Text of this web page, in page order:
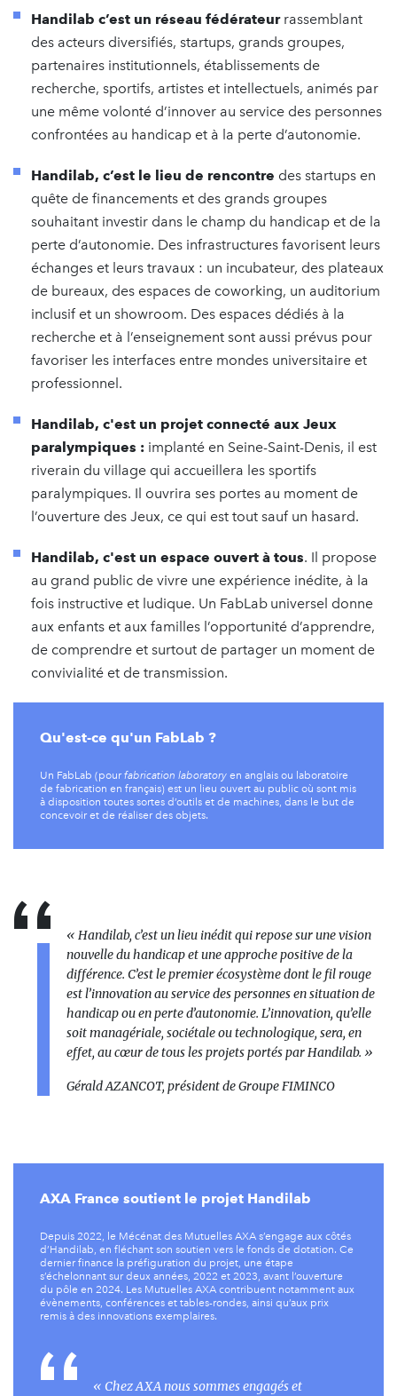
Handilab c’est un réseau fédérateurrassemblant
des acteurs diversifiés, startups, grands groupes,
partenaires institutionnels, établissements de
recherche, sportifs, artistes et intellectuels, animés par
une même volonté d’innover au service des personnes
confrontées au handicap et à la perte d’autonomie.
Handilab, c’est le lieu de rencontre des startups en
quête de financements et des grands groupes
souhaitant investir dans le champ du handicap et de la
perte d’autonomie. Des infrastructures favorisent leurs
échanges et leurs travaux : un incubateur, des plateaux
de bureaux, des espaces de coworking, un auditorium
inclusif et un showroom. Des espaces dédiés à la
recherche et à l’enseignement sont aussi prévus pour
favoriser les interfaces entre mondes universitaire et
professionnel.
Handilab, c'est un projet connecté aux Jeux
paralympiques : implanté en Seine-Saint-Denis, il est
riverain du village qui accueillera les sportifs
paralympiques. Il ouvrira ses portes au moment de
l’ouverture des Jeux, ce qui est tout sauf un hasard.
Handilab, c'est un espace ouvert à tous. Il propose
au grand public de vivre une expérience inédite, à la
fois instructive et ludique. Un FabLab universel donne
aux enfants et aux familles l’opportunité d’apprendre,
de comprendre et surtout de partager un moment de
convivialité et de transmission.
Qu'est-ce qu'un FabLab ?
Un FabLab (pourfabrication laboratory en anglais ou laboratoire
de fabrication en français) est un lieu ouvert au public où sont mis
à disposition toutes sortes d’outils et de machines, dans le but de
concevoir et de réaliser des objets.
« Handilab, c’est un lieu inédit qui repose sur une vision
nouvelle du handicap et une approche positive de la
différence. C’est le premier écosystème dont le fil rouge
est l’innovation au service des personnes en situation de
handicap ou en perte d’autonomie. L’innovation, qu’elle
soit managériale, sociétale ou technologique, sera, en
effet, au cœur de tous les projets portés par Handilab. »
Gérald AZANCOT, président de Groupe FIMINCO
AXA France soutient le projet Handilab
Depuis 2022, le Mécénat des Mutuelles AXA s’engage aux côtés
d’Handilab, en fléchant son soutien vers le fonds de dotation. Ce
dernier finance la préfiguration du projet, une étape
s’échelonnant sur deux années, 2022 et 2023, avant l’ouverture
du pôle en 2024. Les Mutuelles AXA contribuent notamment aux
évènements, conférences et tables-rondes, ainsi qu’aux prix
remis à des innovations exemplaires.
« Chez AXA nous sommes engagés et